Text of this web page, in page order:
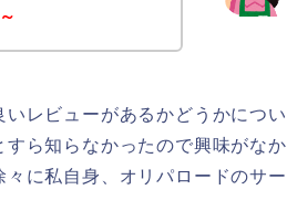
レビューがあるかどうかについ
ら知らなかったので興味がなか
に私自身、オリパロードのサー